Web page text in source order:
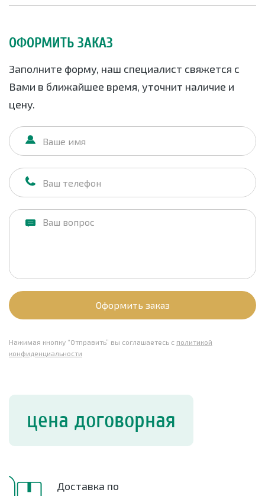
ОФОРМИТЬ ЗАКАЗ
Заполните форму, наш специалист свяжется с
Вами в ближайшее время, уточнит наличие и
цену.
Оформить заказ
Нажимая кнопку “Отправить” вы соглашаетесь с политикой
конфиденциальности
цена договорная
Доставка по